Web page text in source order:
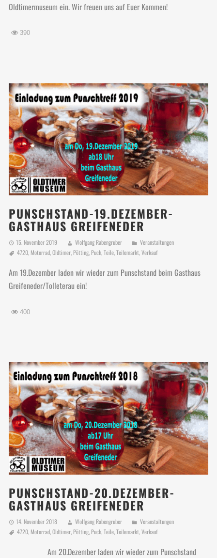
Oldtimermuseum ein. Wir freuen uns auf Euer Kommen!
390
PUNSCHSTAND-19.DEZEMBER-
GASTHAUS GREIFENEDER
15. November 2019 Wolfgang Rabengruber
Veranstaltungen
4720, Motorrad,Oldtimer, Pötting, Puch,Teile,Teilemarkt,Verkauf
Am 19.Dezember laden wir wieder zum Punschstand beim Gasthaus
Greifeneder/Tolleterau ein!
400
PUNSCHSTAND-20.DEZEMBER-
GASTHAUS GREIFENEDER
14. November 2018 Wolfgang Rabengruber
Veranstaltungen
4720, Motorrad,Oldtimer, Pötting, Puch,Teile,Teilemarkt,Verkauf
Am 20.Dezember laden wir wieder zum Punschstand